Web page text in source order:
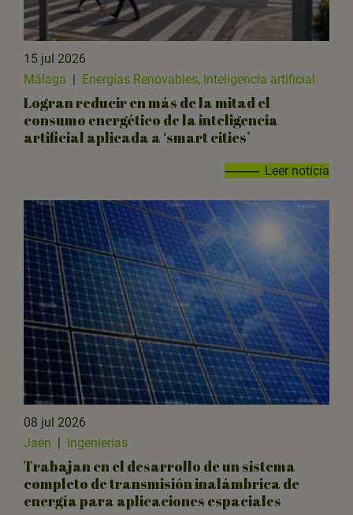
15 jul 2026
Málaga
Energías Renovables, Inteligencia artificial
Logran reducir en más de la mitad el
consumo energético de la inteligencia
artificial aplicada a ‘smart cities’
Leer noticia
08 jul 2026
Jaén | Ingenierías
Trabajan en el desarrollo de un sistema
completo de transmisión inalámbrica de
energía para aplicaciones espaciales